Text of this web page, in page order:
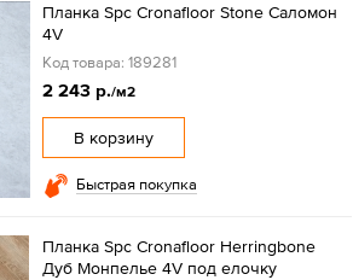
Планка Spc Cronafloor Stone Саломон
4V
Код товара: 189281
2 243 р./м2
В корзину
Быстрая покупка
Планка Spc Cronafloor Herringbone
Дуб Монпелье 4V под елочку